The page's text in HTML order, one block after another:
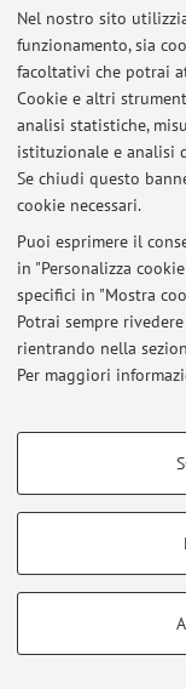
Nel nostro sito
funzionamento, sia
facoltativi che potrai
Cookie e altri
analisi statistiche,
istituzionale e analisi
Se chiudi questo
cookie necessari.
Puoi esprimere il
in "Personalizza
specifici in "Mostra
Potrai sempre
rientrando nella
Per maggiori
COOKIE DI
COOKIE TECNICI -
Si tratta di cookie
Centre for
Via Zamboni 33,
Al
Area riservata
© 2026 - ALMA
Zamboni, 33 -
Privacy